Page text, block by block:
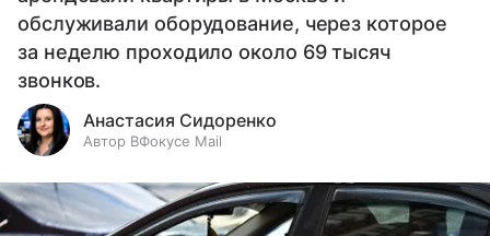
обслуживали оборудование, через которое
за неделю проходило около 69 тысяч
звонков.
Анастасия Сидоренко
Автор ВФокусе Mail